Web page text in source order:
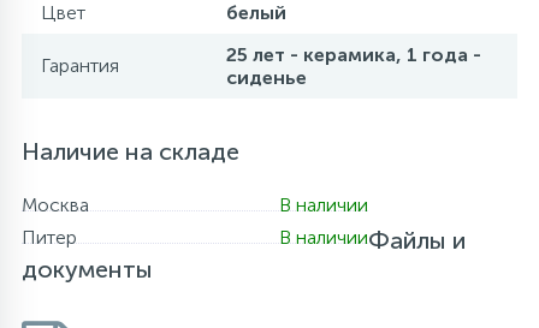
Цвет
белый
Гарантия
25 лет - керамика, 1 года -
сиденье
Наличие на складе
Москва
В наличии
Питер
В наличииФайлы и
документы